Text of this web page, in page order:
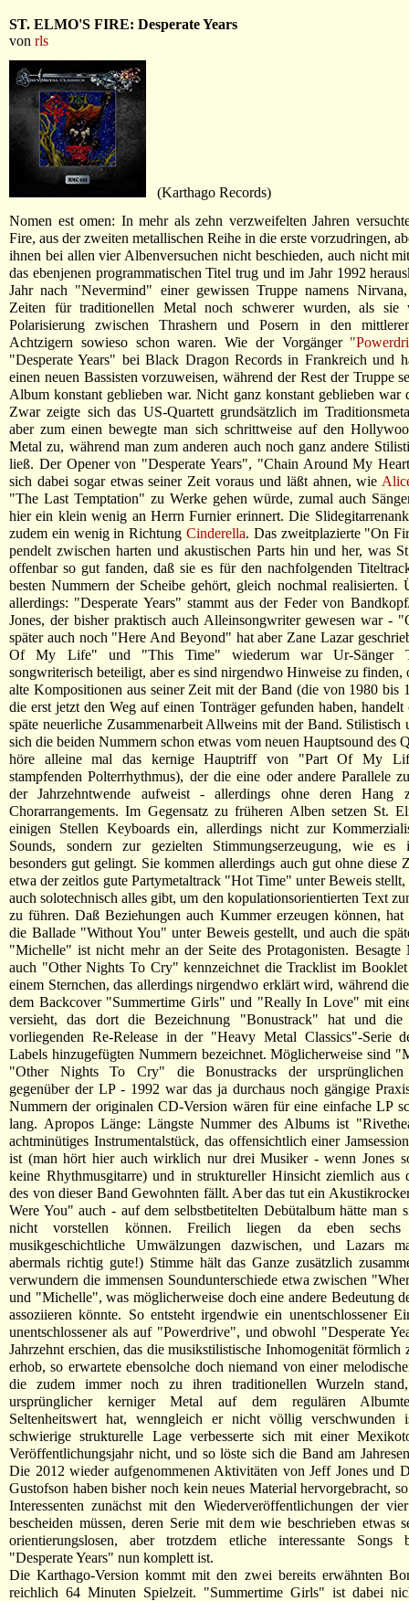
ST. ELMO'S FIRE: Desperate Years
von rls
(Karthago Records)
Nomen est omen: In mehr als zehn verzweifelten Jahren
Fire, aus der zweiten metallischen Reihe in die erste vorzudringen,
ihnen bei allen vier Albenversuchen nicht beschieden, auch nicht
das ebenjenen programmatischen Titel trug und im Jahr 1992
Jahr nach "Nevermind" einer gewissen Truppe namens
Zeiten für traditionellen Metal noch schwerer wurden, als sie
Polarisierung zwischen Thrashern und Posern in den
Achtzigern sowieso schon waren. Wie der Vorgänger
"Desperate Years" bei Black Dragon Records in Frankreich und
einen neuen Bassisten vorzuweisen, während der Rest der Truppe
Album konstant geblieben war. Nicht ganz konstant geblieben war
Zwar zeigte sich das US-Quartett grundsätzlich im
aber zum einen bewegte man sich schrittweise auf den
Metal zu, während man zum anderen auch noch ganz andere
ließ. Der Opener von "Desperate Years", "Chain Around My
sich dabei sogar etwas seiner Zeit voraus und läßt ahnen, wie
"The Last Temptation" zu Werke gehen würde, zumal auch
hier ein klein wenig an Herrn Furnier erinnert. Die
zudem ein wenig in Richtung Cinderella. Das zweitplazierte "On
pendelt zwischen harten und akustischen Parts hin und her, was
offenbar so gut fanden, daß sie es für den nachfolgenden
besten Nummern der Scheibe gehört, gleich nochmal realisierten.
allerdings: "Desperate Years" stammt aus der Feder von
Jones, der bisher praktisch auch Alleinsongwriter gewesen war -
später auch noch "Here And Beyond" hat aber Zane Lazar
Of My Life" und "This Time" wiederum war Ur-Sänger
songwriterisch beteiligt, aber es sind nirgendwo Hinweise zu finden,
alte Kompositionen aus seiner Zeit mit der Band (die von 1980 bis
die erst jetzt den Weg auf einen Tonträger gefunden haben, handelt
späte neuerliche Zusammenarbeit Allweins mit der Band. Stilistisch
sich die beiden Nummern schon etwas vom neuen Hauptsound des
höre alleine mal das kernige Hauptriff von "Part Of My
stampfenden Polterrhythmus), der die eine oder andere Parallele
der Jahrzehntwende aufweist - allerdings ohne deren Hang
Chorarrangements. Im Gegensatz zu früheren Alben setzen St.
einigen Stellen Keyboards ein, allerdings nicht zur
Sounds, sondern zur gezielten Stimmungserzeugung, wie es
besonders gut gelingt. Sie kommen allerdings auch gut ohne diese
etwa der zeitlos gute Partymetaltrack "Hot Time" unter Beweis stellt,
auch solotechnisch alles gibt, um den kopulationsorientierten Text
zu führen. Daß Beziehungen auch Kummer erzeugen können, hat
die Ballade "Without You" unter Beweis gestellt, und auch die
"Michelle" ist nicht mehr an der Seite des Protagonisten. Besagte
auch "Other Nights To Cry" kennzeichnet die Tracklist im
einem Sternchen, das allerdings nirgendwo erklärt wird, während
dem Backcover "Summertime Girls" und "Really In Love" mit
versieht, das dort die Bezeichnung "Bonustrack" hat und die
vorliegenden Re-Release in der "Heavy Metal Classics"-Serie
Labels hinzugefügten Nummern bezeichnet. Möglicherweise sind
"Other Nights To Cry" die Bonustracks der ursprünglichen
gegenüber der LP - 1992 war das ja durchaus noch gängige
Nummern der originalen CD-Version wären für eine einfache LP
lang. Apropos Länge: Längste Nummer des Albums ist
achtminütiges Instrumentalstück, das offensichtlich einer
ist (man hört hier auch wirklich nur drei Musiker - wenn Jones
keine Rhythmusgitarre) und in struktureller Hinsicht ziemlich aus
des von dieser Band Gewohnten fällt. Aber das tut ein
Were You" auch - auf dem selbstbetitelten Debütalbum hätte man
nicht vorstellen können. Freilich liegen da eben
musikgeschichtliche Umwälzungen dazwischen, und Lazars
abermals richtig gute!) Stimme hält das Ganze zusätzlich
verwundern die immensen Soundunterschiede etwa zwischen
und "Michelle", was möglicherweise doch eine andere Bedeutung
assoziieren könnte. So entsteht irgendwie ein unentschlossener
unentschlossener als auf "Powerdrive", und obwohl "Desperate
Jahrzehnt erschien, das die musikstilistische Inhomogenität förmlich
erhob, so erwartete ebensolche doch niemand von einer
die zudem immer noch zu ihren traditionellen Wurzeln
ursprünglicher kerniger Metal auf dem regulären
Seltenheitswert hat, wenngleich er nicht völlig verschwunden
schwierige strukturelle Lage verbesserte sich mit einer
Veröffentlichungsjahr nicht, und so löste sich die Band am
Die 2012 wieder aufgenommenen Aktivitäten von Jeff Jones und
Gustofson haben bisher noch kein neues Material hervorgebracht,
Interessenten zunächst mit den Wiederveröffentlichungen der
bescheiden müssen, deren Serie mit dem wie beschrieben etwas
orientierungslosen, aber trotzdem etliche interessante Songs
"Desperate Years" nun komplett ist.
Die Karthago-Version kommt mit den zwei bereits erwähnten
reichlich 64 Minuten Spielzeit. "Summertime Girls" ist dabei